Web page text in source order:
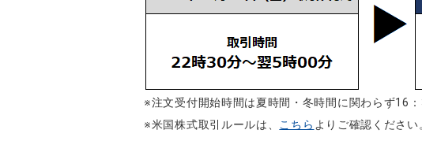
※注文受付開始時間は夏時間・冬時間に関わらず16：
※米国株式取引ルールは、 こちら よりご確認ください